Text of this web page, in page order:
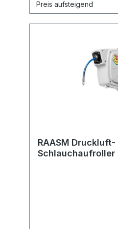
RAASM Druckluft-
Schlauchaufroller